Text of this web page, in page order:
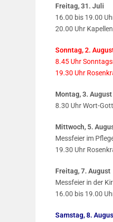
Freitag, 31. Juli
16.00 bis 19.00
20.00 Uhr
Sonntag, 2.
8.45 Uhr
19.30 Uhr
Montag, 3. August
8.30 Uhr Wort-
Mittwoch, 5.
Messfeier im
19.30 Uhr
Freitag, 7. August
Messfeier in der
16.00 bis 19.00
Samstag, 8.